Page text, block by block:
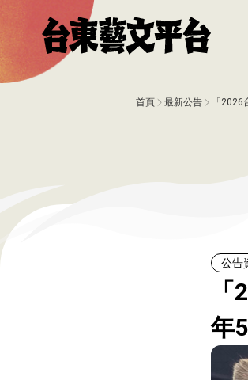
首頁 最新公告 「
公告
年